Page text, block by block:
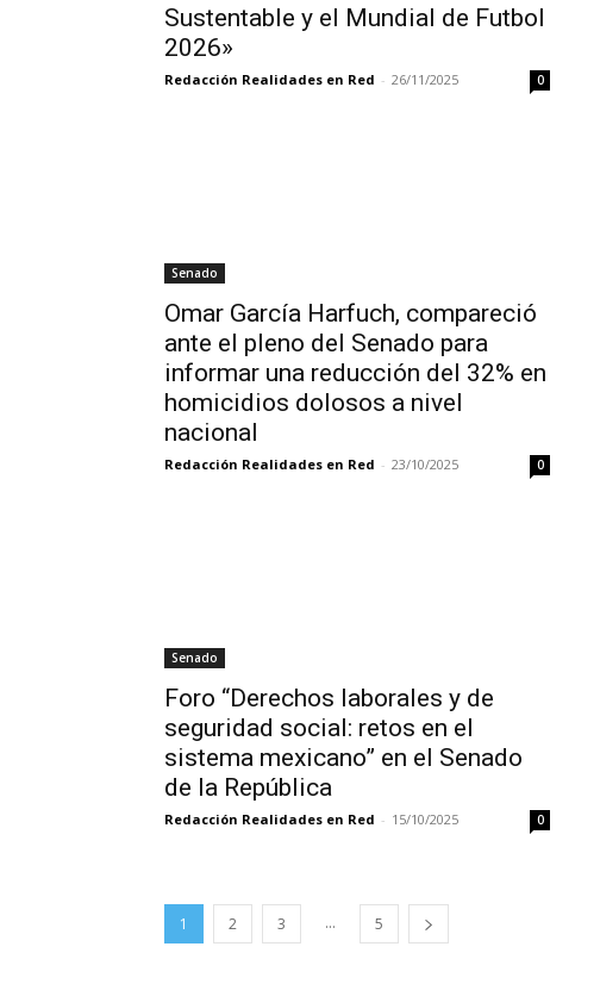
Sustentable y el Mundial de Futbol
2026»
Redacción Realidades en Red - 26/11/2025 0
Senado
Omar García Harfuch, compareció
ante el pleno del Senado para
informar una reducción del 32% en
homicidios dolosos a nivel
nacional
Redacción Realidades en Red - 23/10/2025 0
Senado
Foro “Derechos laborales y de
seguridad social: retos en el
sistema mexicano” en el Senado
de la República
Redacción Realidades en Red - 15/10/2025 0
1 2 3 ... 5